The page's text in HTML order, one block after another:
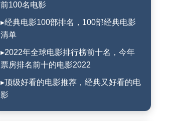
前100名电影
▸经典电影100部排名，100部经典电影
清单
▸2022年全球电影排行榜前十名，今年
票房排名前十的电影2022
▸顶级好看的电影推荐，经典又好看的电
影